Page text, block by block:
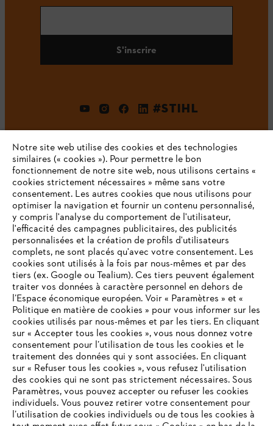
S'inscrire
#STIHL
L'Entreprise
STIHL FAQ
Contact
Politique de protection des données
Mentions légales Utilisation des cookies
VOTRE NAVIGATEUR INTERNET
N'EST PLUS PRIS EN CHARGE
Vous utilisez un navigateur Internet que nous ne prenons plus
en charge, et certaines fonctionnalités de notre site ne
Notre site web utilise des cookies et des technologies
similaires (« cookies »). Pour permettre le bon
fonctionnement de notre site web, nous utilisons certains «
cookies strictement nécessaires » même sans votre
consentement. Les autres cookies que nous utilisons pour
optimiser la navigation et fournir un contenu personnalisé,
y compris l'analyse du comportement de l'utilisateur,
l'efficacité des campagnes publicitaires, des publicités
personnalisées et la création de profils d'utilisateurs
complets, ne sont placés qu'avec votre consentement. Les
cookies sont utilisés à la fois par nous-mêmes et par des
tiers (ex. Google ou Tealium). Ces tiers peuvent également
traiter vos données à caractère personnel en dehors de
l’Espace économique européen. Voir « Paramètres » et «
Politique en matière de cookies » pour vous informer sur les
cookies utilisés par nous-mêmes et par les tiers. En cliquant
sur « Accepter tous les cookies », vous nous donnez votre
consentement pour l’utilisation de tous les cookies et le
traitement des données qui y sont associées. En cliquant
sur « Refuser tous les cookies », vous refusez l'utilisation
des cookies qui ne sont pas strictement nécessaires. Sous
Paramètres, vous pouvez accepter ou refuser les cookies
individuels. Vous pouvez retirer votre consentement pour
l’utilisation de cookies individuels ou de tous les cookies à